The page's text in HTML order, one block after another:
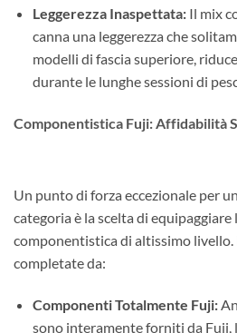
Leggerezza Inaspettata:Il mix
canna una leggerezza che
modelli di fascia superiore,
durante le lunghe sessioni di
Componentistica Fuji: Affidabilità
Un punto di forza eccezionale per
categoria è la scelta di equipaggiare
componentistica di altissimo livello.
completate da:
Componenti Totalmente Fuji:
sono interamente forniti da Fuji,